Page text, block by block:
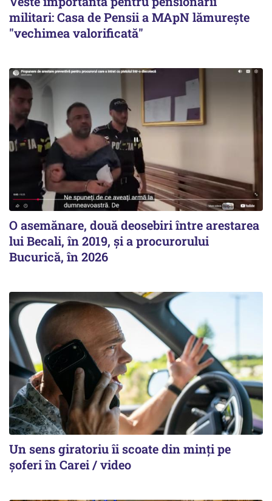
militari: Casa de Pensii a MApN lămurește
"vechimea valorificată"
O asemănare, două deosebiri între arestarea
lui Becali, în 2019, și a procurorului
Bucurică, în 2026
Un sens giratoriu îi scoate din minți pe
șoferi în Carei / video